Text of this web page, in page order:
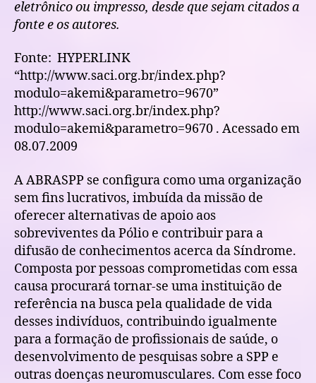
eletrônico ou impresso, desde que sejam citados a
fonte e os autores.
Fonte: HYPERLINK
“http://www.saci.org.br/index.php?
modulo=akemi&parametro=9670”
http://www.saci.org.br/index.php?
modulo=akemi&parametro=9670 . Acessado em
08.07.2009
A ABRASPP se configura como uma organização
sem fins lucrativos, imbuída da missão de
oferecer alternativas de apoio aos
sobreviventes da Pólio e contribuir para a
difusão de conhecimentos acerca da Síndrome.
Composta por pessoas comprometidas com essa
causa procurará tornar-se uma instituição de
referência na busca pela qualidade de vida
desses indivíduos, contribuindo igualmente
para a formação de profissionais de saúde, o
desenvolvimento de pesquisas sobre a SPP e
outras doenças neuromusculares. Com esse foco